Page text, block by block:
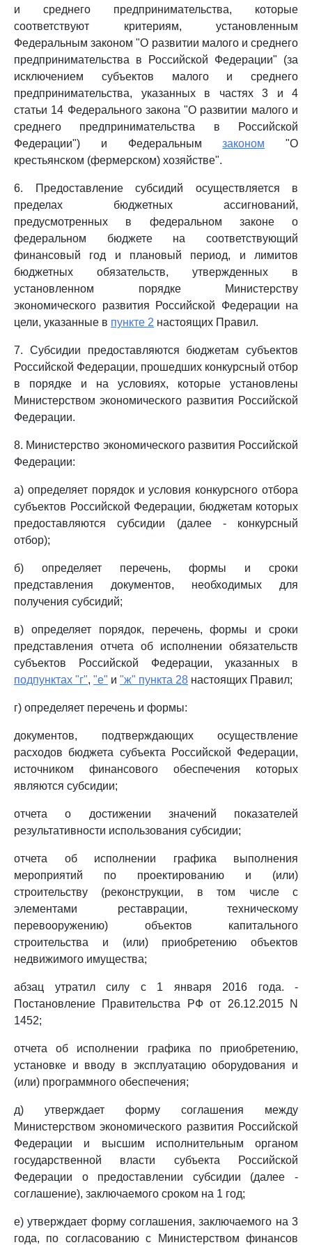
и среднего предпринимательства, которые
соответствуют критериям, установленным
Федеральным законом "О развитии малого и среднего
предпринимательства в Российской Федерации" (за
исключением субъектов малого и среднего
предпринимательства, указанных в частях 3 и 4
статьи 14 Федерального закона "О развитии малого и
среднего предпринимательства в Российской
Федерации") и Федеральнымзаконом "О
крестьянском (фермерском) хозяйстве".
6. Предоставление субсидий осуществляется в
пределах бюджетных ассигнований,
предусмотренных в федеральном законе о
федеральном бюджете на соответствующий
финансовый год и плановый период, и лимитов
бюджетных обязательств, утвержденных в
установленном порядке Министерству
экономического развития Российской Федерации на
цели, указанные в пункте 2 настоящих Правил.
7. Субсидии предоставляются бюджетам субъектов
Российской Федерации, прошедших конкурсный отбор
в порядке и на условиях, которые установлены
Министерством экономического развития Российской
Федерации.
8. Министерство экономического развития Российской
Федерации:
а) определяет порядок и условия конкурсного отбора
субъектов Российской Федерации, бюджетам которых
предоставляются субсидии (далее - конкурсный
отбор);
б) определяет перечень, формы и сроки
представления документов, необходимых для
получения субсидий;
в) определяет порядок, перечень, формы и сроки
представления отчета об исполнении обязательств
субъектов Российской Федерации, указанных в
подпунктах "г", "е" и "ж" пункта 28 настоящих Правил;
г) определяет перечень и формы:
документов, подтверждающих осуществление
расходов бюджета субъекта Российской Федерации,
источником финансового обеспечения которых
являются субсидии;
отчета о достижении значений показателей
результативности использования субсидии;
отчета об исполнении графика выполнения
мероприятий по проектированию и (или)
строительству (реконструкции, в том числе с
элементами реставрации, техническому
перевооружению) объектов капитального
строительства и (или) приобретению объектов
недвижимого имущества;
абзац утратил силу с 1 января 2016 года. -
Постановление Правительства РФ от 26.12.2015 N
1452;
отчета об исполнении графика по приобретению,
установке и вводу в эксплуатацию оборудования и
(или) программного обеспечения;
д) утверждает форму соглашения между
Министерством экономического развития Российской
Федерации и высшим исполнительным органом
государственной власти субъекта Российской
Федерации о предоставлении субсидии (далее -
соглашение), заключаемого сроком на 1 год;
е) утверждает форму соглашения, заключаемого на 3
года, по согласованию с Министерством финансов